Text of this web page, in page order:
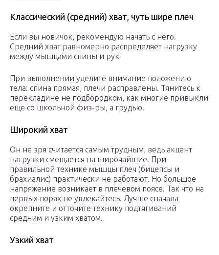
Классический (средний) хват, чуть шире плеч
Если вы новичок, рекомендую начать с него.
Средний хват равномерно распределяет нагрузку
между мышцами спины и рук
При выполнении уделите внимание положению
тела: спина прямая, плечи расправлены. Тянитесь к
перекладине не подбородком, как многие привыкли
еще со школьной физ-ры, а грудью!
Широкий хват
Он не зря считается самым трудным, ведь акцент
нагрузки смещается на широчайшие. При
правильной технике мышцы плеч (бицепсы и
брахиалис) практически не работают. Но большое
напряжение возникает в плечевом поясе. Так что на
первых порах не увлекайтесь. Лучше сначала
окрепните и отточите технику подтягиваний
средним и узким хватом.
Узкий хват